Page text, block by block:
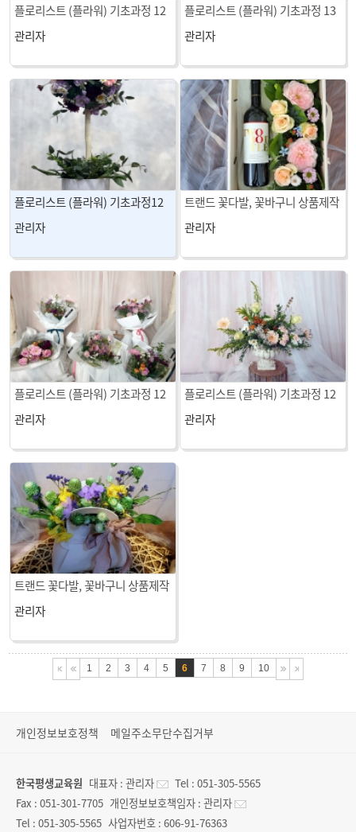
플로리스트 (플라워) 기초과정 12
회차 수업
관리자
플로리스트 (플라워) 기초과정 13
회차 수업
관리자
플로리스트 (플라워) 기초과정12
회차 수업
관리자
트랜드 꽃다발, 꽃바구니 상품제작
1회차 수업
관리자
플로리스트 (플라워) 기초과정 12
회차 수업
관리자
플로리스트 (플라워) 기초과정 12
회차 수업
관리자
트랜드 꽃다발, 꽃바구니 상품제작
1회차 수업
관리자
1 2 3 4 5 6 7 8 9 10
개인정보보호정책 메일주소무단수집거부
한국평생교육원 대표자 : 관리자 Tel : 051-305-5565
Fax : 051-301-7705 개인정보보호책임자 : 관리자
Tel : 051-305-5565 사업자번호 : 606-91-76363